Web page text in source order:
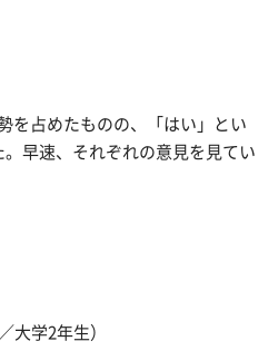
を占めたものの、「はい」とい
早速、それぞれの意見を見てい
大学2年生）